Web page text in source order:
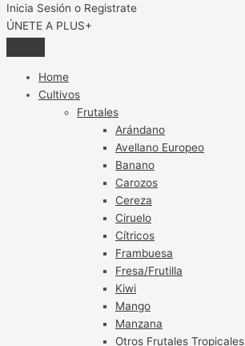
Inicia Sesión o Registrate
ÚNETE A PLUS+
Home
Cultivos
Frutales
Arándano
Avellano Europeo
Banano
Carozos
Cereza
Ciruelo
Cítricos
Frambuesa
Fresa/Frutilla
Kiwi
Mango
Manzana
Otros Frutales Tropicales